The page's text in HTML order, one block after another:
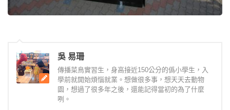
吳 易珊
傳播菜鳥實習生，身高接近150公分的僞小學生，入
學前就開始煩惱就業。想做很多事，想天天去動物
園，想過了很多年之後，還能記得當初的為了什麼
咧。